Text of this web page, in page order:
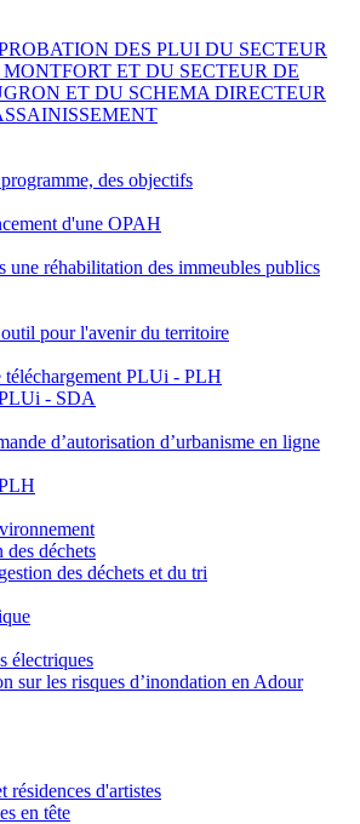
DES PLUI DU SECTEUR
ET DU SECTEUR DE
ET DU SCHEMA DIRECTEUR
des objectifs
d'une OPAH
une réhabilitation des immeubles publics
pour l'avenir du territoire
téléchargement PLUi - PLH
- SDA
d’autorisation d’urbanisme en ligne
des déchets
des déchets et du tri
électriques
sur les risques d’inondation en Adour
résidences d'artistes
en tête